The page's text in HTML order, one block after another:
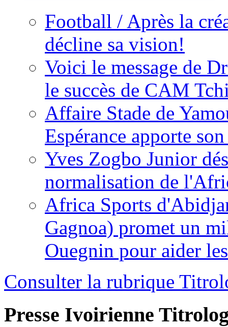
Football / Après la
décline sa vision!
Voici le message de
le succès de CAM
Affaire Stade de
Espérance apporte
Yves Zogbo Junior
normalisation de
Africa Sports
Gagnoa) promet un
Ouegnin pour aider
Consulter la rubrique
Presse Ivoirienne